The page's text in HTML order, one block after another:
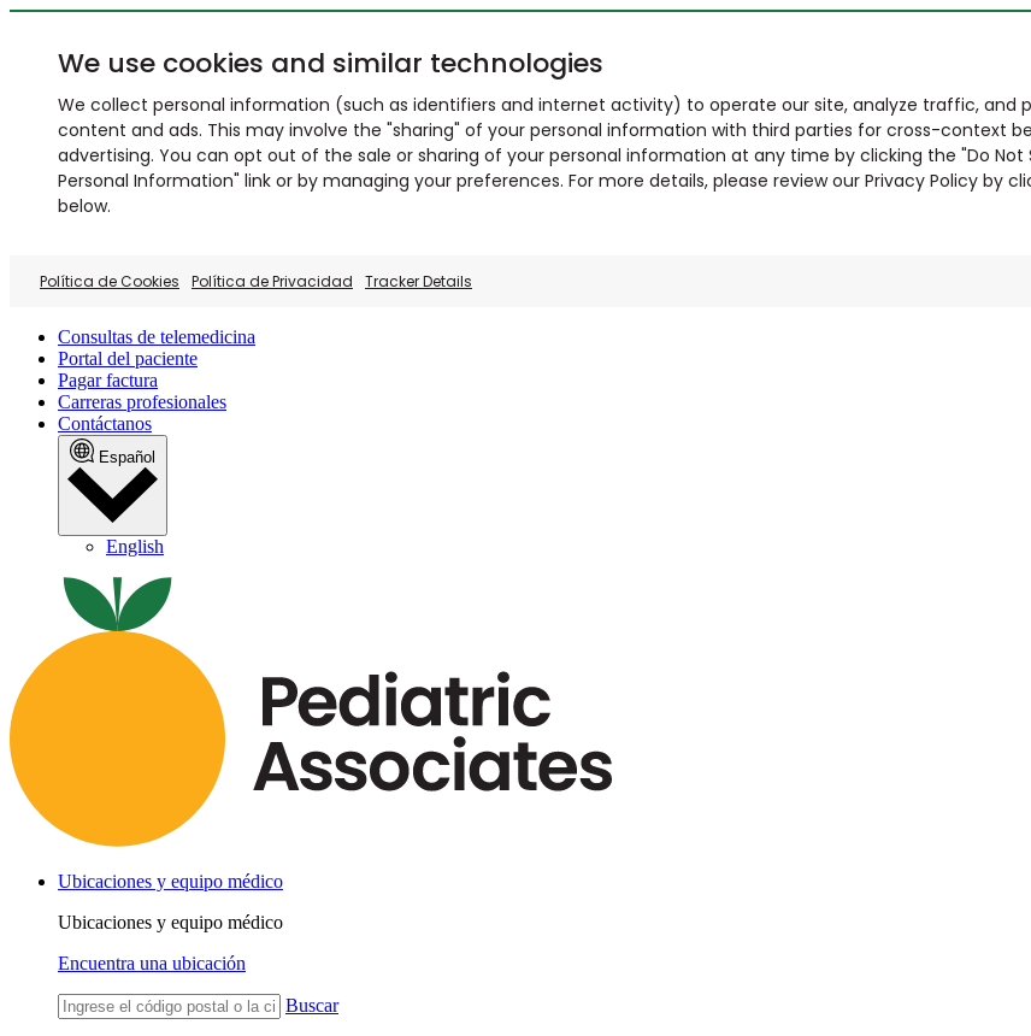
We use cookies and similar technologies
We collect personal information (such as identifiers and internet activity) to operate our site, analyze traffic, and
content and ads. This may involve the "sharing" of your personal information with third parties for cross-context
advertising. You can opt out of the sale or sharing of your personal information at any time by clicking the "Do Not
Personal Information" link or by managing your preferences. For more details, please review our Privacy Policy by
below.
Política de Cookies Política de Privacidad Tracker Details
Consultas de telemedicina
Portal del paciente
Pagar factura
Carreras profesionales
Contáctanos
Español
English
Ubicaciones y equipo médico
Ubicaciones y equipo médico
Encuentra una ubicación
Buscar